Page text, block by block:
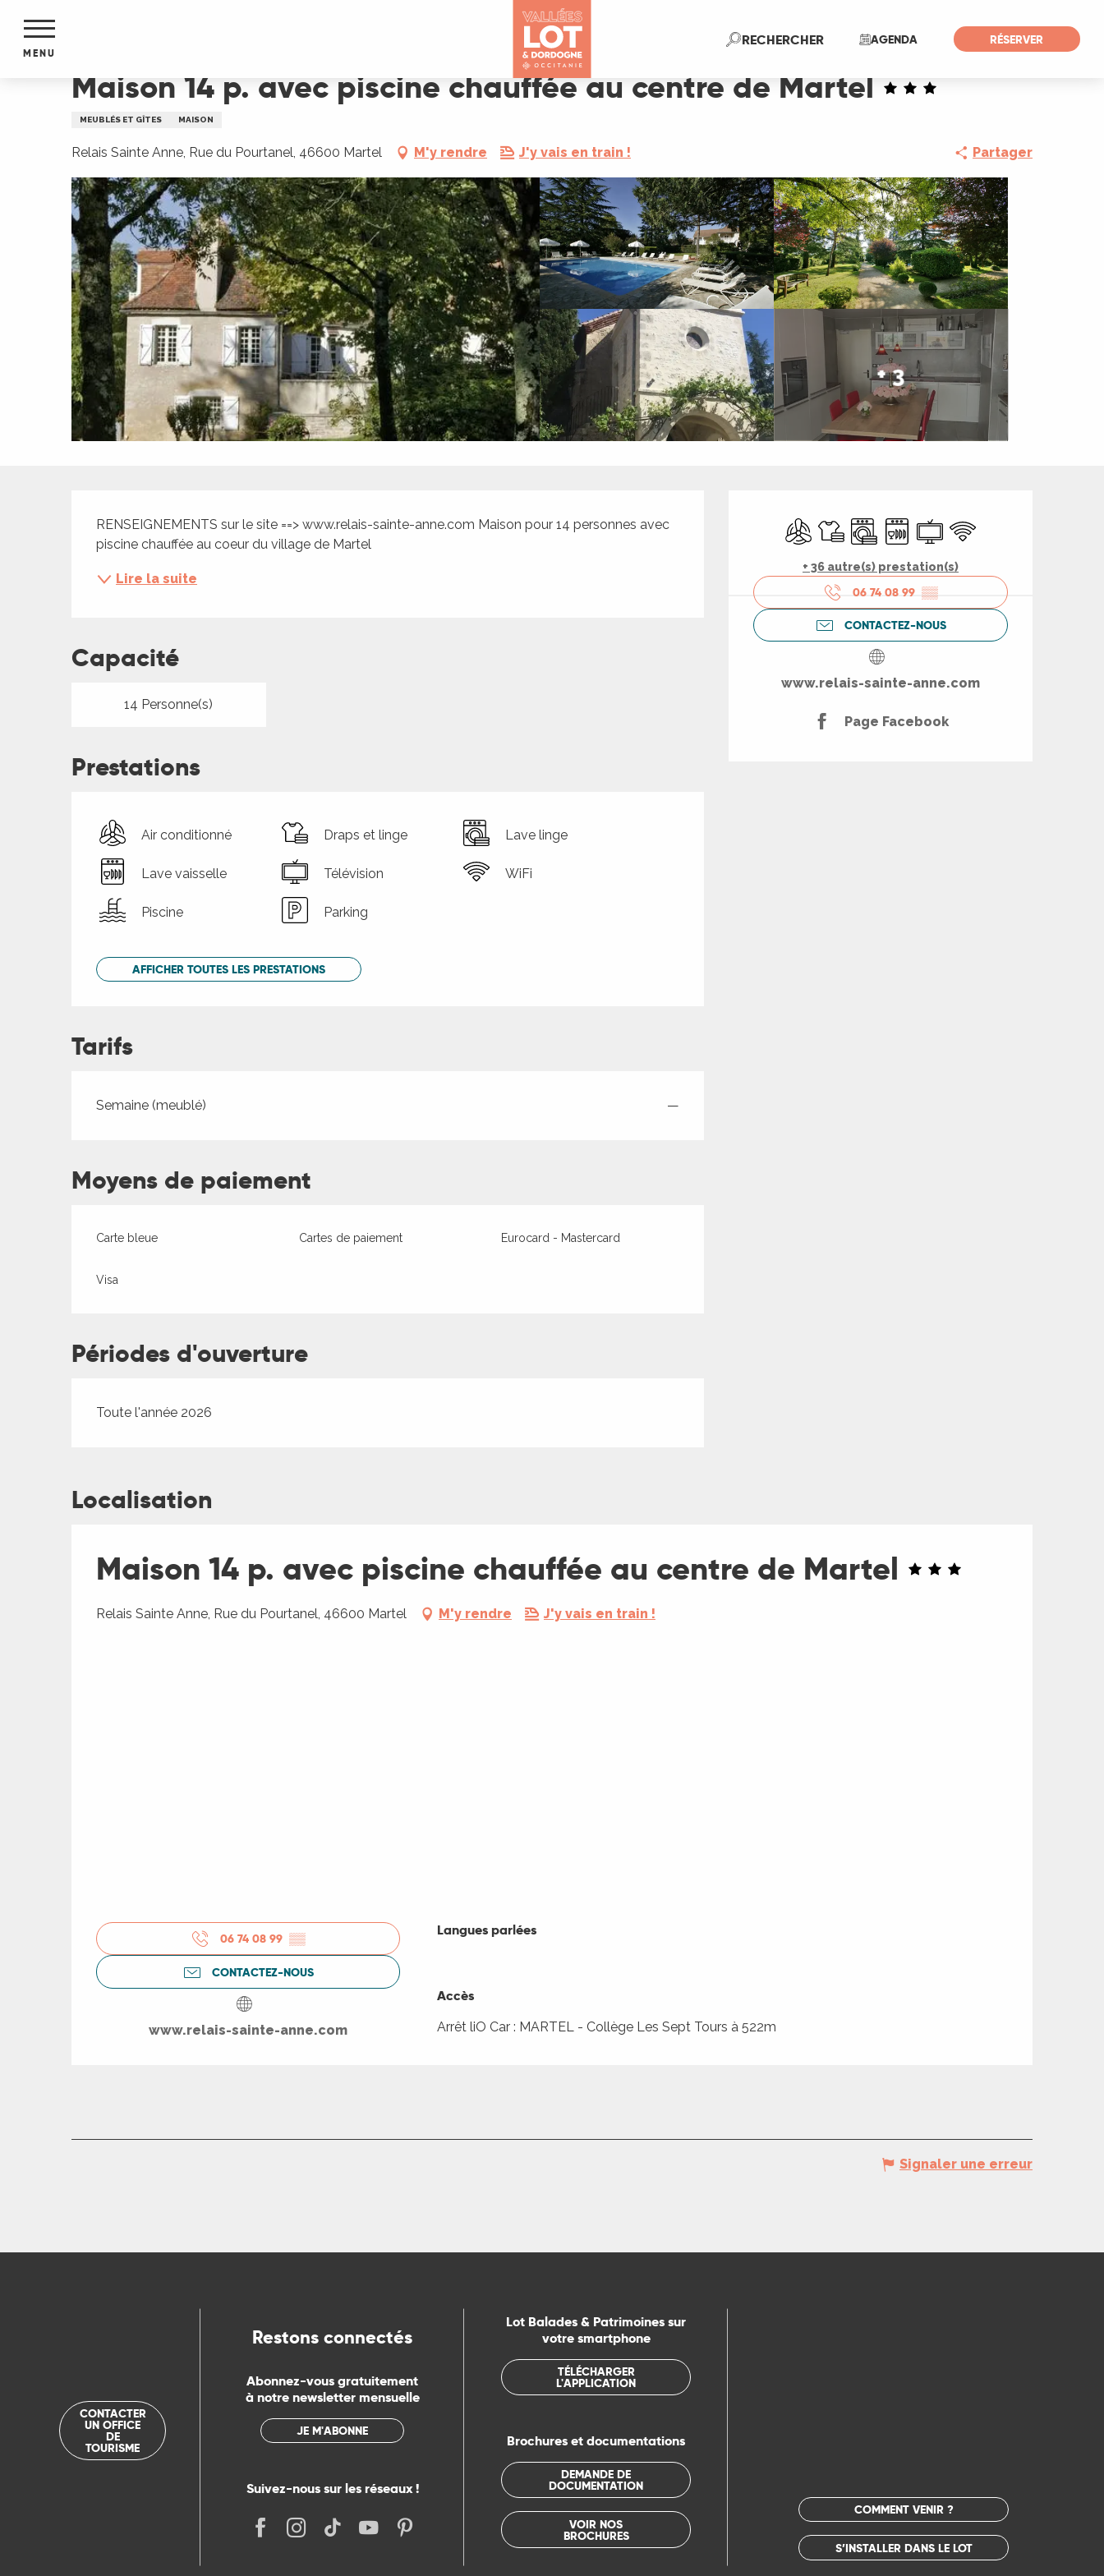
contenu
AGENDA RÉSERVER
RECHERCHERRecherche
MENU
Maison 14 p. avec piscine chauffée au centre de Martel
MEUBLÉS ET GÎTES MAISON
Relais Sainte Anne, Rue du Pourtanel, 46600 Martel M'y rendre J'y vais en train ! Partager
+ 3
Ouverture et
Air conditionné
Draps et linge
Lave lingeLave vaisselle
Télévision
WiFi
+ 36 autre(s) prestation(s)
06 74 08 99 ▒▒
CONTACTEZ-NOUS
www.relais-sainte-anne.com
Page Facebook
Description
RENSEIGNEMENTS sur le site ==> www.relais-sainte-anne.com Maison pour 14 personnes avec
piscine chauffée au coeur du village de Martel
Lire la suite
Capacité
14 Personne(s)
Prestations
Air conditionné Draps et linge Lave linge
Lave vaisselle Télévision WiFi
Piscine Parking
AFFICHER TOUTES LES PRESTATIONS
Tarifs
Tarifs 2026
Semaine (meublé) —
Moyens de paiement
Carte bleue Cartes de paiement Eurocard - Mastercard
Visa
Périodes d'ouverture
Toute l'année 2026
Localisation
Maison 14 p. avec piscine chauffée au centre de Martel
Relais Sainte Anne, Rue du Pourtanel, 46600 Martel M'y rendre J'y vais en train !
06 74 08 99 ▒▒
CONTACTEZ-NOUS
www.relais-sainte-anne.com
Langues parlées
Langues parlées
Accès
Accès
Arrêt liO Car : MARTEL - Collège Les Sept Tours à 522m
Signaler une erreur
CONTACTER
UN OFFICE
DE
TOURISME
Restons connectés
Abonnez-vous gratuitement
à notre newsletter mensuelle
JE M'ABONNE
Suivez-nous sur les réseaux !
Lot Balades & Patrimoines sur
votre smartphone
TÉLÉCHARGER
L'APPLICATION
Brochures et documentations
DEMANDE DE
DOCUMENTATION
VOIR NOS
BROCHURES
COMMENT VENIR ?
S’INSTALLER DANS LE LOT